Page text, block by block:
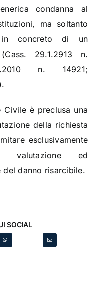
condanna al
ma soltanto
in concreto di un
29.1.2913 n.
n. 14921;
è preclusa una
della richiesta
esclusivamente
valutazione ed
del danno risarcibile.
SOCIAL